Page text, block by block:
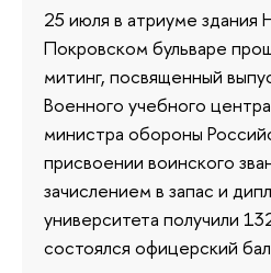
25 июля в атриуме
Покровском бульваре
митинг, посвященный
Военного учебного
министра обороны
присвоении воинского
зачислением в запас и
университета получили
состоялся офицерский